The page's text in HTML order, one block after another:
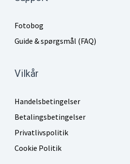
Fotobog
Guide & spørgsmål (FAQ)
Vilkår
Handelsbetingelser
Betalingsbetingelser
Privatlivspolitik
Cookie Politik